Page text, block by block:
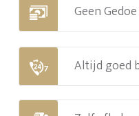
Geen
Altijd goed